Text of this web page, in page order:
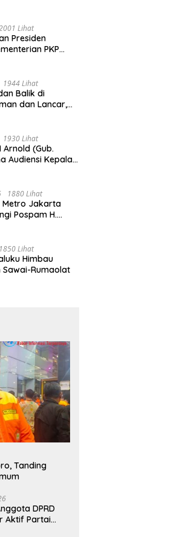
Lihat
Presiden
PKP
1944 Lihat
Balik di
dan Lancar,
1930 Lihat
Arnold (Gub.
Audiensi Kepala
1880 Lihat
Metro Jakarta
Pospam H.
1850 Lihat
Himbau
Sawai-Rumaolat
Tanding
DPRD
Aktif Partai